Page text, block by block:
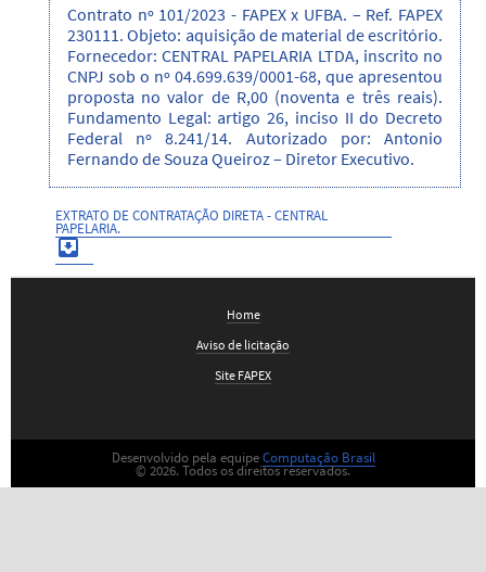
Contrato nº 101/2023 - FAPEX x UFBA. – Ref. FAPEX
230111. Objeto: aquisição de material de escritório.
Fornecedor: CENTRAL PAPELARIA LTDA, inscrito no
CNPJ sob o nº 04.699.639/0001-68, que apresentou
proposta no valor de R,00 (noventa e três reais).
Fundamento Legal: artigo 26, inciso II do Decreto
Federal nº 8.241/14. Autorizado por: Antonio
Fernando de Souza Queiroz – Diretor Executivo.
EXTRATO DE CONTRATAÇÃO DIRETA - CENTRAL
PAPELARIA.

Home
Aviso de licitação
Site FAPEX
Desenvolvido pela equipeComputação Brasil
© 2026. Todos os direitos reservados.